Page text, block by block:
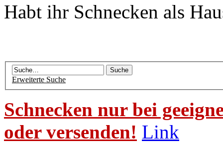
Habt ihr Schnecken als
Erweiterte Suche
Schnecken nur bei
oder versenden! Link